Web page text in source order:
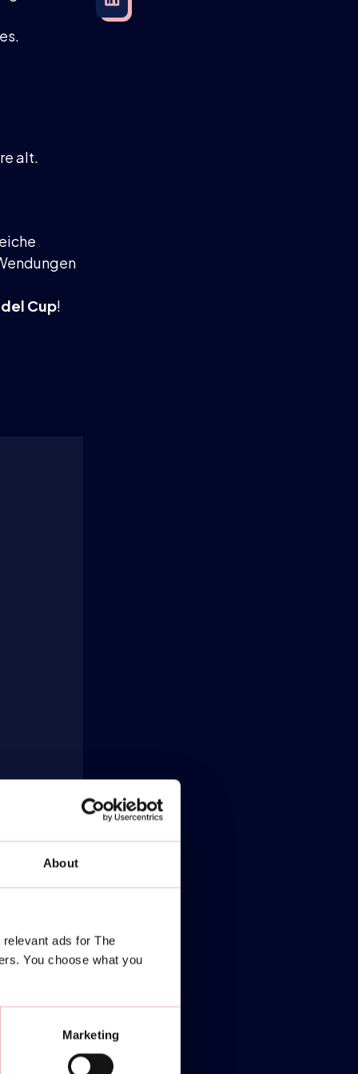
About
ads for The
You choose what you
Marketing
alt.
Cup!